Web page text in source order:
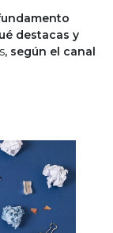
destacas y
, según el canal